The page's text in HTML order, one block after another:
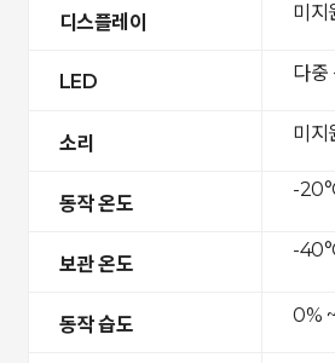
디스플레이
LED
소리
동작 온도
보관 온도
동작 습도
미지
다중
미지
-
-
0%